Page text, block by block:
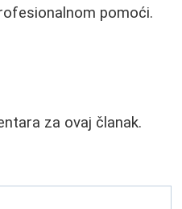
pomoći.
za ovaj članak.